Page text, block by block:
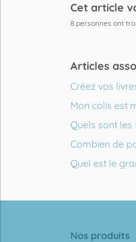
Cet article
8 personnes ont
Articles
Créez vos
Mon colis est
Quels sont
Combien de
Quel est le
Nos produits